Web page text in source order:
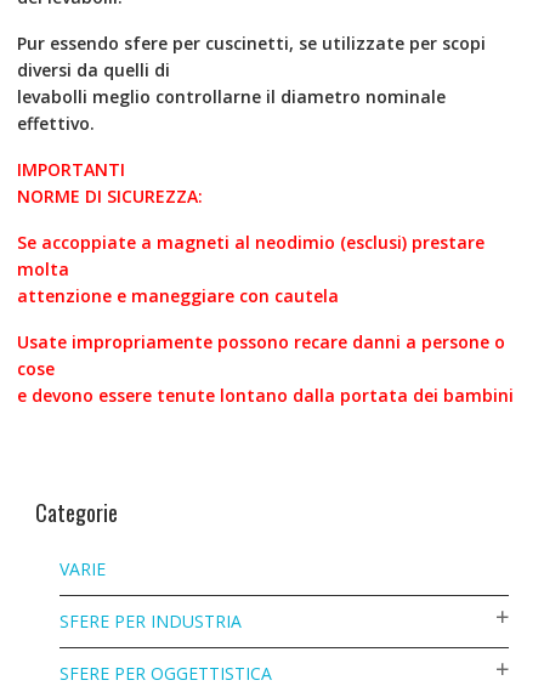
Pur essendo sfere per cuscinetti, se utilizzate per scopi
diversi da quelli di
levabolli meglio controllarne il diametro nominale
effettivo.
IMPORTANTI
NORME DI SICUREZZA:
Se accoppiate a magneti al neodimio (esclusi) prestare
molta
attenzione e maneggiare con cautela
Usate impropriamente possono recare danni a persone o
cose
e devono essere tenute lontano dalla portata dei bambini
Categorie
VARIE
SFERE PER INDUSTRIA
SFERE PER OGGETTISTICA